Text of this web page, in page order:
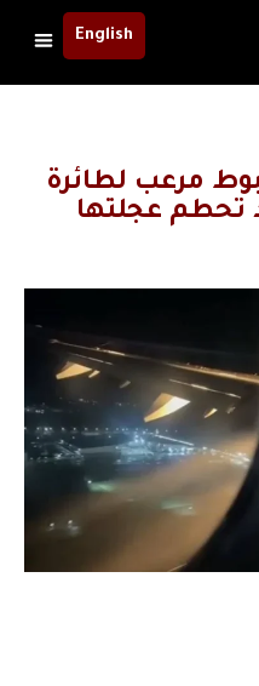
English
مرعب لطائرة